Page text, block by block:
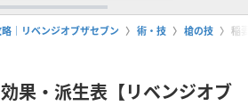
｜リベンジオブザセブン 術・技 槍の技 稲
果・派生表【リベンジオブ